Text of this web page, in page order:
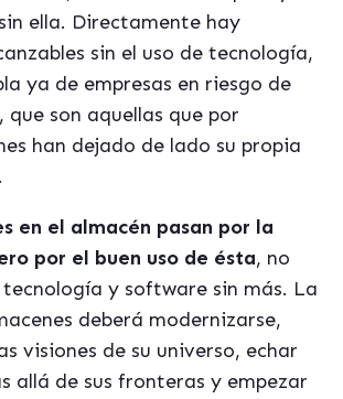
ella. Directamente hay
sin el uso de tecnología,
ya de empresas en riesgo de
que son aquellas que por
han dejado de lado su propia
en el almacén pasan por la
por el buen uso de ésta, no
y software sin más. La
deberá modernizarse,
visiones de su universo, echar
allá de sus fronteras y empezar